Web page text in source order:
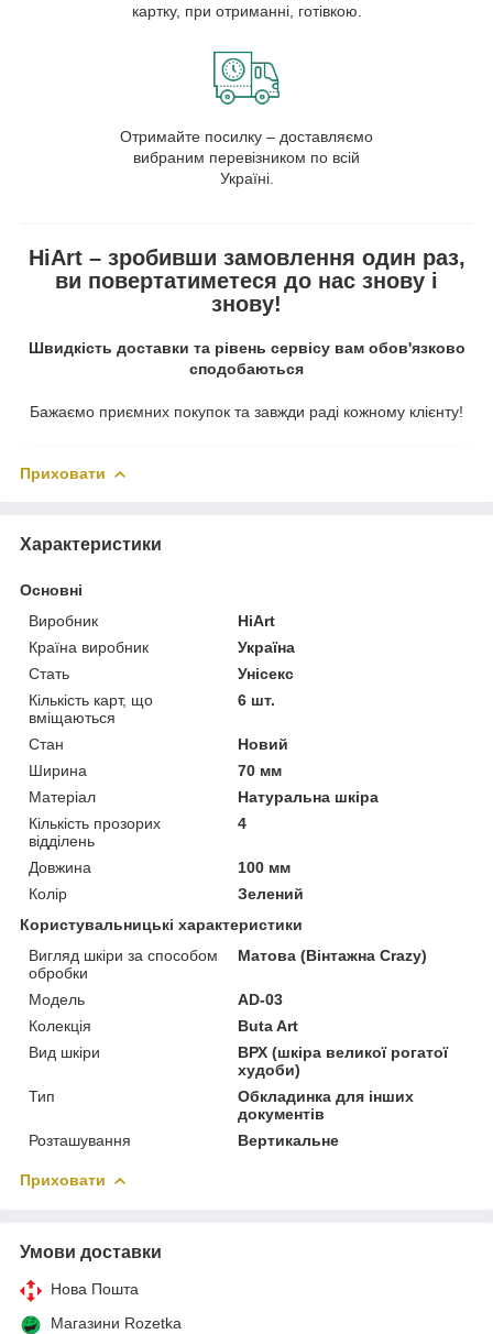
картку, при отриманні, готівкою.
Отримайте посилку – доставляємо
вибраним перевізником по всій
Україні.
HiArt – зробивши замовлення один раз,
ви повертатиметеся до нас знову і
знову!
Швидкість доставки та рівень сервісу вам обов'язково
сподобаються
Бажаємо приємних покупок та завжди раді кожному клієнту!
Приховати
Характеристики
Основні
Виробник
HiArt
Країна виробник
Україна
Стать
Унісекс
Кількість карт, що
вміщаються
6 шт.
Стан
Новий
Ширина
70 мм
Матеріал
Натуральна шкіра
Кількість прозорих
відділень
4
Довжина
100 мм
Колір
Зелений
Користувальницькі характеристики
Вигляд шкіри за способом
обробки
Матова (Вінтажна Crazy)
Модель
AD-03
Колекція
Buta Art
Вид шкіри
ВРХ (шкіра великої рогатої
худоби)
Тип
Обкладинка для інших
документів
Розташування
Вертикальне
Приховати
Умови доставки
Нова Пошта
Магазини Rozetka